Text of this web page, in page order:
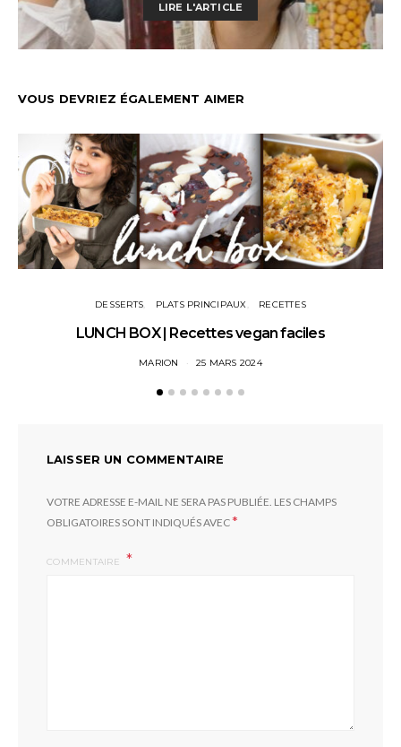
LIRE L'ARTICLE
VOUS DEVRIEZ ÉGALEMENT AIMER
DESSERTS PLATS PRINCIPAUX RECETTES
LUNCH BOX | Recettes vegan faciles
MARION 25 MARS 2024
LAISSER UN COMMENTAIRE
VOTRE ADRESSE E-MAIL NE SERA PAS PUBLIÉE. LES CHAMPS
OBLIGATOIRES SONT INDIQUÉS AVEC*
COMMENTAIRE